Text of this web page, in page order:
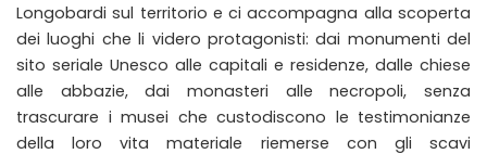
Longobardi sul territorio e ci accompagna alla scoperta
dei luoghi che li videro protagonisti: dai monumenti del
sito seriale Unesco alle capitali e residenze, dalle chiese
alle abbazie, dai monasteri alle necropoli, senza
trascurare i musei che custodiscono le testimonianze
della loro vita materiale riemerse con gli scavi